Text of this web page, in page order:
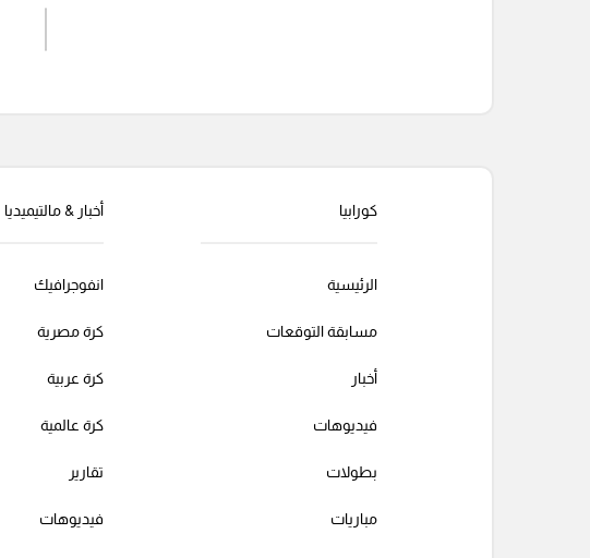
إرسال تعليق
كورابيا
الرئيسية
مسابقة التوقعات
أخبار
فيديوهات
بطولات
مباريات
أخبار & مالتيميديا
انفوجرافيك
كرة مصرية
كرة عربية
كرة عالمية
تقارير
فيديوهات